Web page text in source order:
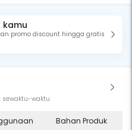
kamu
promo discount hingga gratis
sewaktu-waktu
Bahan Produk